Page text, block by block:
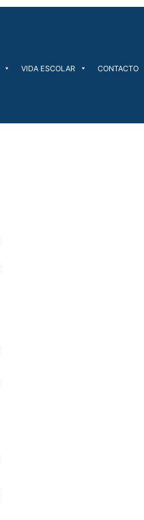
VIDA ESCOLAR CONTACTO